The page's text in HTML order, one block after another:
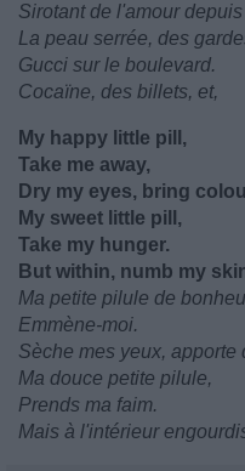
Sirotant de l'amour
La peau serrée, des
Gucci sur le boulevard.
Cocaïne, des billets, et,
My happy little pill,
Take me away,
Dry my eyes, bring
My sweet little pill,
Take my hunger.
But within, numb my
Ma petite pilule de
Emmène-moi.
Sèche mes yeux, apporte
Ma douce petite pilule,
Prends ma faim.
Mais à l'intérieur